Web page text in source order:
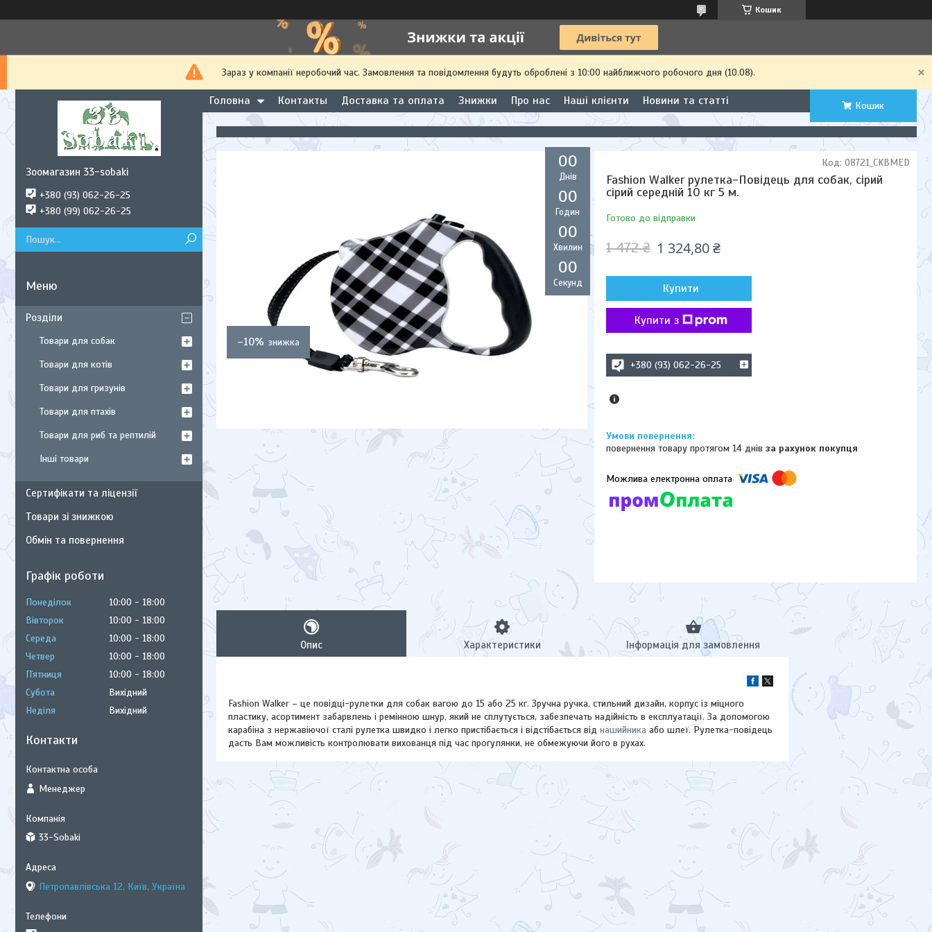
Кошик
Зараз у компанії неробочий час. Замовлення та повідомлення будуть оброблені з 10:00 найближчого робочого дня (10.08).
Головна Контакты Доставка та оплата Знижки Про нас Наші клієнти Новини та статті Кошик
00
Днів
00
Годин
00
Хвилин
00
Секунд
–10%
Fashion Walker рулетка-Повідець для собак, сірий
сірий середній 10 кг 5 м.
Готово до відправки
Код: 08721_CKBMED
1 472 ₴ 1 324,80 ₴
Купити
Купити з
+380 (93) 062-26-25
повернення товару протягом 14 днівза рахунок покупця
Опис Характеристики Інформація для замовлення
Fashion Walker – це повідці-рулетки для собак вагою до 15 або 25 кг. Зручна ручка, стильний дизайн, корпус із міцного
пластику, асортимент забарвлень і ремінною шнур, який не сплутується, забезпечать надійність в експлуатації. За допомогою
карабіна з нержавіючої сталі рулетка швидко і легко пристібається і відстібається від нашийника або шлеї. Рулетка-повідець
дасть Вам можливість контролювати вихованця під час прогулянки, не обмежуючи його в рухах.
Зоомагазин 33-sobaki
+380 (93) 062-26-25
+380 (99) 062-26-25
Розділи
Товари для собак
Товари для котів
Товари для гризунів
Товари для птахів
Товари для риб та рептилій
Інші товари
Сертифікати та ліцензії
Товари зі знижкою
Обмін та повернення
Графік роботи
Понеділок 10:00
18:00
Вівторок
10:00
18:00
Середа
10:00
18:00
Четвер
10:00
18:00
Пʼятниця
10:00
18:00
Субота
Вихідний
Неділя
Вихідний
Контакти
Менеджер
33-Sobaki
Петропавлівська 12, Київ, Україна